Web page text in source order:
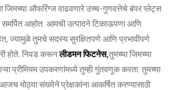
जिमच्या ऑफरिंग्ज वाढवणारे उच्च-गुणवत्तेचे बंपर प्लेट्स
आहोत. आमची उत्पादने टिकाऊपणा आणि
ज्यामुळे तुमचे सदस्य सुरक्षितपणे आणि प्रभावीपणे
होते. निवड करूनलीडमन फिटनेस,तुमच्या जिमच्या
प्रीमियम उपकरणांमध्ये तुम्ही गुंतवणूक करता. तुमच्या
मोठ्या संख्येने प्रेक्षकांना आकर्षित करण्यासाठी